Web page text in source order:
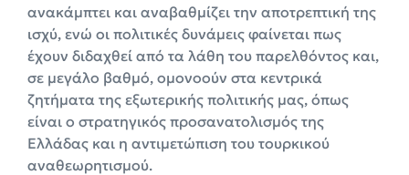
ανακάμπτει και αναβαθμίζει την αποτρεπτική της
ισχύ, ενώ οι πολιτικές δυνάμεις φαίνεται πως
έχουν διδαχθεί από τα λάθη του παρελθόντος και,
σε μεγάλο βαθμό, ομονοούν στα κεντρικά
ζητήματα της εξωτερικής πολιτικής μας, όπως
είναι ο στρατηγικός προσανατολισμός της
Ελλάδας και η αντιμετώπιση του τουρκικού
αναθεωρητισμού.